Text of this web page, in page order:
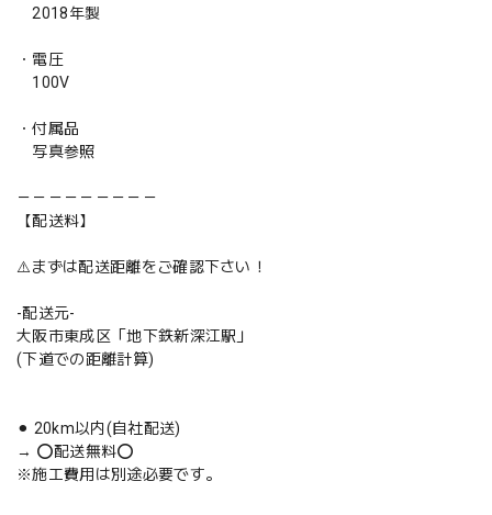
2018年製
・電圧
100V
・付属品
写真参照
－－－－－－－－－
【配送料】
⚠️まずは配送距離をご確認下さい！
-配送元-
大阪市東成区「地下鉄新深江駅」
(下道での距離計算)
⚫︎ 20km以内(自社配送)
→ ⭕️配送無料⭕️
※施工費用は別途必要です。